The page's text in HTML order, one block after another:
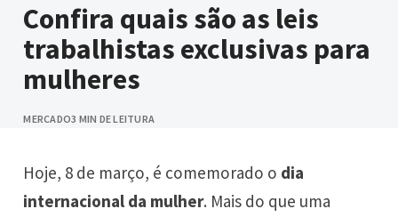
Confira quais são as leis
trabalhistas exclusivas para
mulheres
MERCADO3 MIN DE LEITURA
Hoje, 8 de março, é comemorado o dia
internacional da mulher. Mais do que uma